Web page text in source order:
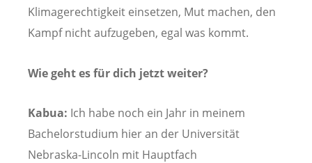
Klimagerechtigkeit einsetzen, Mut machen, den
Kampf nicht aufzugeben, egal was kommt.
Wie geht es für dich jetzt weiter?
Kabua: Ich habe noch ein Jahr in meinem
Bachelorstudium hier an der Universität
Nebraska-Lincoln mit Hauptfach